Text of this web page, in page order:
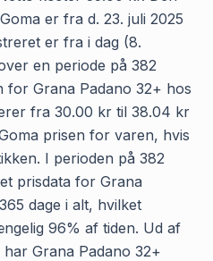
er fra d. 23. juli 2025
er fra i dag (8.
en periode på 382
for Grana Padano 32+ hos
fra 30.00 kr til 38.04 kr
prisen for varen, hvis
I perioden på 382
prisdata for Grana
dage i alt, hvilket
96% af tiden. Ud af
Grana Padano 32+